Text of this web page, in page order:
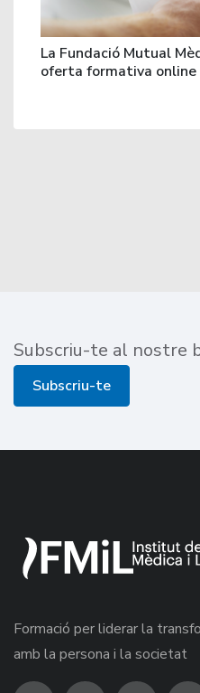
La Fundació Mutual
oferta formativa online
Subscriu-te al nostre
Subscriu-te
Formació per liderar la
amb la persona i la societat